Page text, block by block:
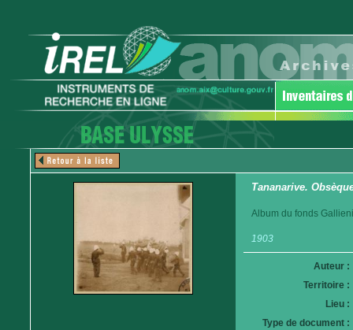
Tananarive.
Album du fonds
1903
Auteur :
Territoire :
Lieu :
Type de document :